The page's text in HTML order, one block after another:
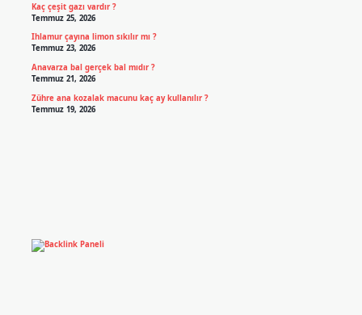
Kaç çeşit gazı vardır ?
Temmuz 25, 2026
Ihlamur çayına limon sıkılır mı ?
Temmuz 23, 2026
Anavarza bal gerçek bal mıdır ?
Temmuz 21, 2026
Zühre ana kozalak macunu kaç ay kullanılır ?
Temmuz 19, 2026